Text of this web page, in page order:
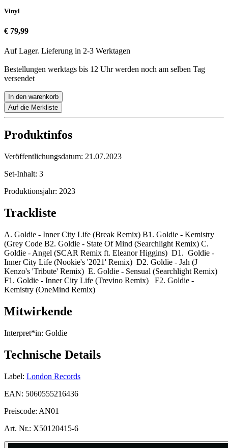
Vinyl
€ 79,99
Auf Lager. Lieferung in 2-3 Werktagen
Bestellungen werktags bis 12 Uhr werden noch am selben Tag
versendet
In den warenkorb
Auf die Merkliste
Produktinfos
Veröffentlichungsdatum: 21.07.2023
Set-Inhalt: 3
Produktionsjahr: 2023
Trackliste
A. Goldie - Inner City Life (Break Remix) B1. Goldie - Kemistry
(Grey Code B2. Goldie - State Of Mind (Searchlight Remix) C.
Goldie - Angel (SCAR Remix ft. Eleanor Higgins) D1. Goldie -
Inner City Life (Nookie's '2021' Remix) D2. Goldie - Jah (J
Kenzo's 'Tribute' Remix) E. Goldie - Sensual (Searchlight Remix)
F1. Goldie - Inner City Life (Trevino Remix) F2. Goldie -
Kemistry (OneMind Remix)
Mitwirkende
Interpret*in: Goldie
Technische Details
Label: London Records
EAN: 5060555216436
Preiscode: AN01
Art. Nr.: X50120415-6